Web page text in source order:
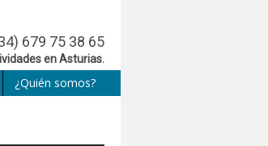
679 75 38 65
en Asturias.
¿Quién somos?